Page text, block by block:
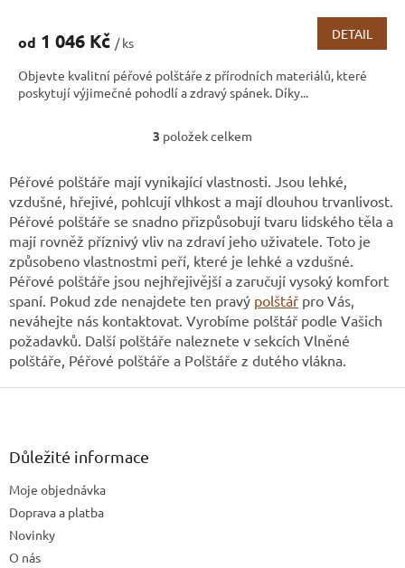
je
z
5
od 1 046 Kč / ks
DETAIL
Objevte kvalitní péřové polštáře z přírodních materiálů, které
poskytují výjimečné pohodlí a zdravý spánek. Díky...
O
l
d
a
c
í
p
r
v
k
y
v
ý
3 položek celkem
Péřové polštáře mají vynikající vlastnosti. Jsou lehké,
vzdušné, hřejivé, pohlcují vlhkost a mají dlouhou trvanlivost.
Péřové polštáře se snadno přizpůsobují tvaru lidského těla a
mají rovněž příznivý vliv na zdraví jeho uživatele. Toto je
způsobeno vlastnostmi peří, které je lehké a vzdušné.
Péřové polštáře jsou nejhřejivější a zaručují vysoký komfort
spaní. Pokud zde nenajdete ten pravý polštář pro Vás,
neváhejte nás kontaktovat. Vyrobíme polštář podle Vašich
požadavků. Další polštáře naleznete v sekcích Vlněné
polštáře, Péřové polštáře a Polštáře z dutého vlákna.
Z
Důležité informace
Moje objednávka
Doprava a platba
Novinky
O nás